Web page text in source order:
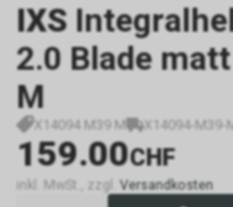
IXS
2.0 Blade
M
X14094 M39 M X14094-M39-
159.00CHF
inkl. MwSt., zzgl. Versandkosten